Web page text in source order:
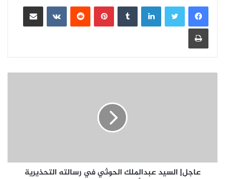
لينكدإن بينتيريست
مشاركة عبر البريد
طباعة
عاجل| السيد عبدالملك الحوثي في رسالته التحذيرية